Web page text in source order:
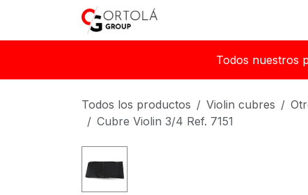
Todos nuestros
Todos los productos Violin cubres
Cubre Violin 3/4 Ref. 7151